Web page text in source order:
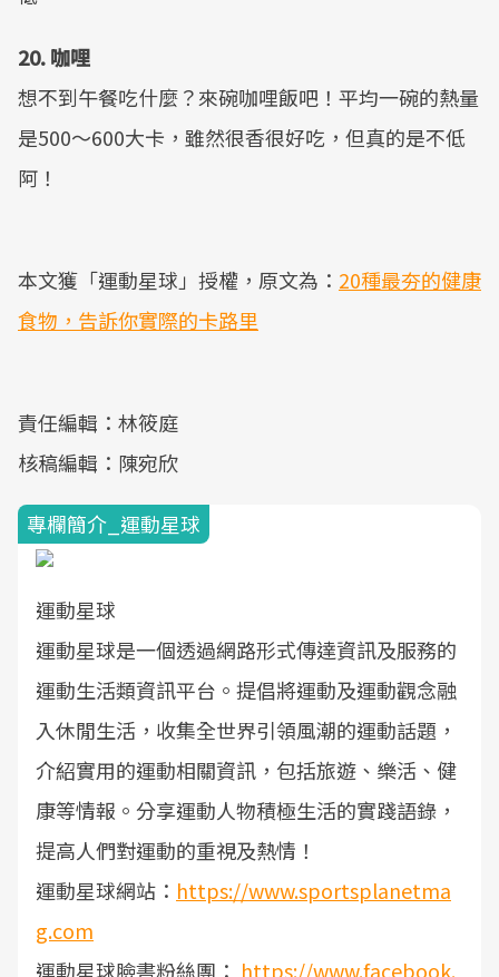
20. 咖哩
想不到午餐吃什麼？來碗咖哩飯吧！平均一碗的熱量
是500～600大卡，雖然很香很好吃，但真的是不低
阿！
本文獲「運動星球」授權，原文為： 20種最夯的健康
食物，告訴你實際的卡路里
責任編輯：林筱庭
核稿編輯：陳宛欣
專欄簡介_運動星球
運動星球
運動星球是一個透過網路形式傳達資訊及服務的
運動生活類資訊平台。提倡將運動及運動觀念融
入休閒生活，收集全世界引領風潮的運動話題，
介紹實用的運動相關資訊，包括旅遊、樂活、健
康等情報。分享運動人物積極生活的實踐語錄，
提高人們對運動的重視及熱情！
運動星球網站： https://www.sportsplanetma
g.com
運動星球臉書粉絲團： https://www.facebook.